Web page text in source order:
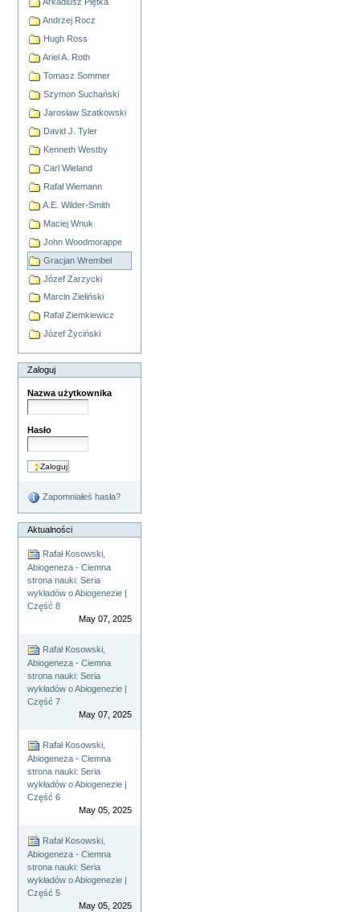
Andrzej Rocz
Hugh Ross
Ariel A. Roth
Tomasz Sommer
Szymon Suchański
Jarosław Szatkowski
David J. Tyler
Kenneth Westby
Carl Wieland
Rafał Wiemann
A.E. Wilder-Smith
Maciej Wnuk
John Woodmorappe
Gracjan Wrembel
Józef Zarzycki
Marcin Zieliński
Rafał Ziemkiewicz
Józef Życiński
Zaloguj
Nazwa użytkownika
Hasło
Zapomniałeś hasła?
Aktualności
Rafał Kosowski,
Abiogeneza - Ciemna
strona nauki: Seria
wykładów o Abiogenezie |
Część 8
May 07, 2025
Rafał Kosowski,
Abiogeneza - Ciemna
strona nauki: Seria
wykładów o Abiogenezie |
Część 7
May 07, 2025
Rafał Kosowski,
Abiogeneza - Ciemna
strona nauki: Seria
wykładów o Abiogenezie |
Część 6
May 05, 2025
Rafał Kosowski,
Abiogeneza - Ciemna
strona nauki: Seria
wykładów o Abiogenezie |
Część 5
May 05, 2025